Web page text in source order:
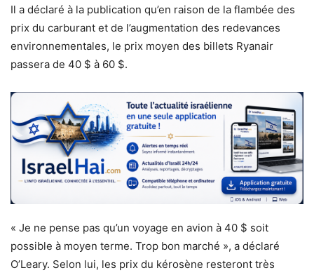
Il a déclaré à la publication qu’en raison de la flambée des
prix du carburant et de l’augmentation des redevances
environnementales, le prix moyen des billets Ryanair
passera de 40 $ à 60 $.
« Je ne pense pas qu’un voyage en avion à 40 $ soit
possible à moyen terme. Trop bon marché », a déclaré
O’Leary. Selon lui, les prix du kérosène resteront très